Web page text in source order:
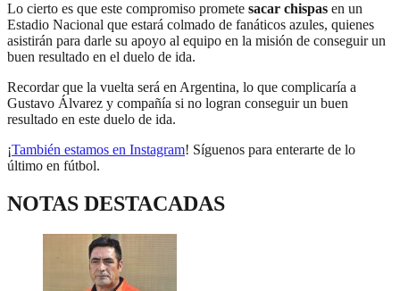
Lo cierto es que este compromiso promete sacar chispas en un
Estadio Nacional que estará colmado de fanáticos azules, quienes
asistirán para darle su apoyo al equipo en la misión de conseguir un
buen resultado en el duelo de ida.
Recordar que la vuelta será en Argentina, lo que complicaría a
Gustavo Álvarez y compañía si no logran conseguir un buen
resultado en este duelo de ida.
¡También estamos en Instagram! Síguenos para enterarte de lo
último en fútbol.
NOTAS DESTACADAS